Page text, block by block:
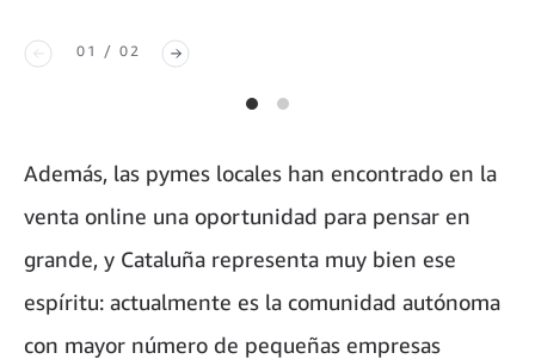
01 / 02
Además, las pymes locales han encontrado en la
venta online una oportunidad para pensar en
grande, y Cataluña representa muy bien ese
espíritu: actualmente es la comunidad autónoma
con mayor número de pequeñas empresas